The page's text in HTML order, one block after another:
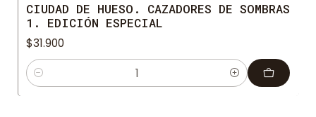
CIUDAD DE HUESO. CAZADORES DE SOMBRAS
1. EDICIÓN ESPECIAL
$31.900
Cantidad